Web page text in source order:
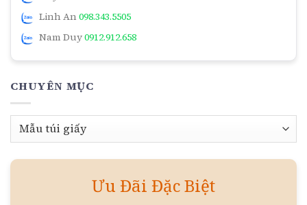
Linh An 098.343.5505
Nam Duy0912.912.658
CHUYÊN MỤC
Chuyên
Ưu Đãi Đặc Biệt